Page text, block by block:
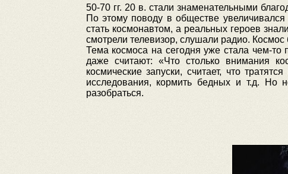
50-70 гг. 20 в. стали знаменательными
По этому поводу в обществе
стать космонавтом, а реальных героев
смотрели телевизор, слушали радио.
Тема космоса на сегодня уже стала чем-
даже считают: «Что столько внимания
космические запуски, считает, что
исследования, кормить бедных и т.д. Но
разобраться.